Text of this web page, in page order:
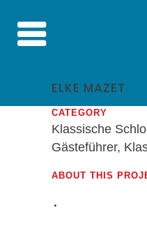
ELKE MAZET
CATEGORY
Klassische
Gästeführer,
ABOUT THIS